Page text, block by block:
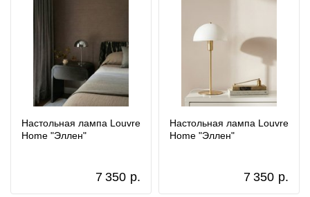
Настольная лампа Louvre
Home "Эллен"
7 350 р.
Настольная лампа Louvre
Home "Эллен"
7 350 р.